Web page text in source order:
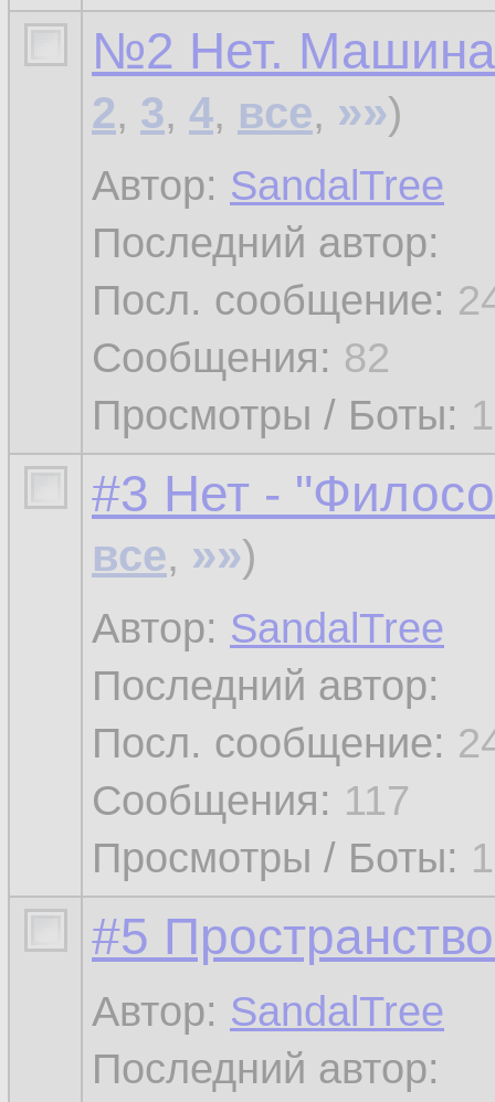
№2 Нет. Машина
2, 3, 4, все, »»)
Автор: SandalTree
Последний автор:
Посл. сообщение:
Сообщения: 82
Просмотры / Боты:
#3 Нет -
все, »»)
Автор: SandalTree
Последний автор:
Посл. сообщение:
Сообщения: 117
Просмотры / Боты:
#5
Автор: SandalTree
Последний автор: